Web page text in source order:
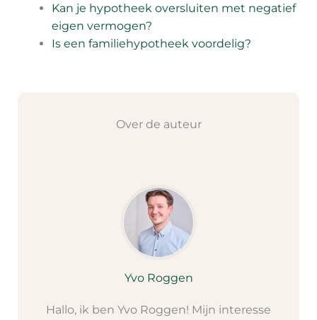
Kan je hypotheek oversluiten met negatief
eigen vermogen?
Is een familiehypotheek voordelig?
Over de auteur
Yvo Roggen
Hallo, ik ben Yvo Roggen! Mijn interesse